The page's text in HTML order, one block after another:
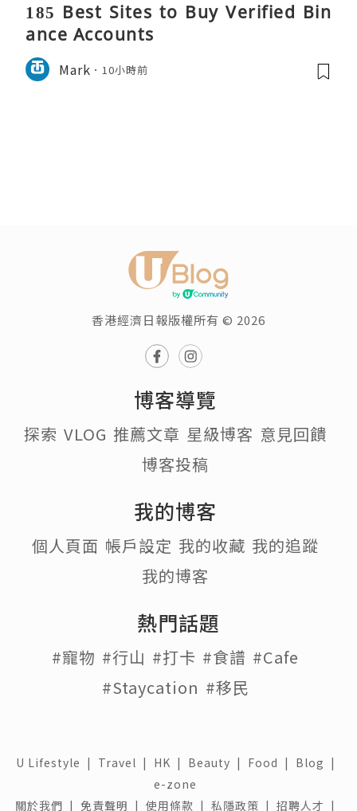
185 Best Sites to Buy Verified Bin
ance Accounts
Mark 10小時前
香港經濟日報版權所有 © 2026
博客導覽
探索 VLOG 推薦文章 星級博客 意見回饋
博客投稿
我的博客
個人頁面 帳戶設定 我的收藏 我的追蹤
我的博客
熱門話題
#寵物 #行山 #打卡 #食譜 #Cafe
#Staycation #移民
U Lifestyle | Travel | HK | Beauty | Food | Blog |
e-zone
關於我們 | 免責聲明 | 使用條款 | 私隱政策 | 招聘人才 |